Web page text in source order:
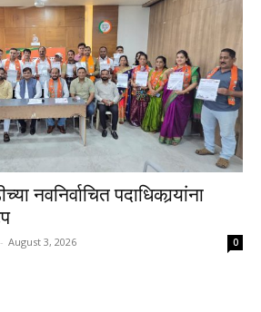
नवनिर्वाचित पदाधिकार्‍यांना
- August 3, 2026 0